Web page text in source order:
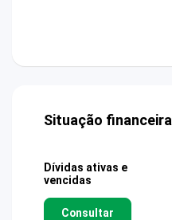
Situação financeira
Dívidas ativas e
vencidas
Consultar